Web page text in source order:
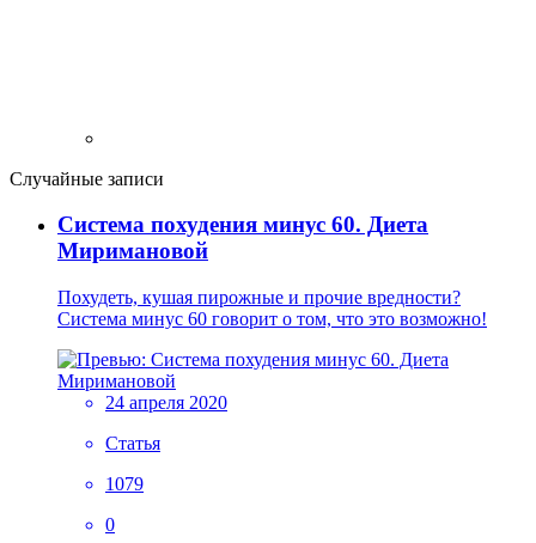
Случайные записи
Система похудения минус 60. Диета
Миримановой
Похудеть, кушая пирожные и прочие вредности?
Система минус 60 говорит о том, что это возможно!
24 апреля 2020
Статья
1079
0